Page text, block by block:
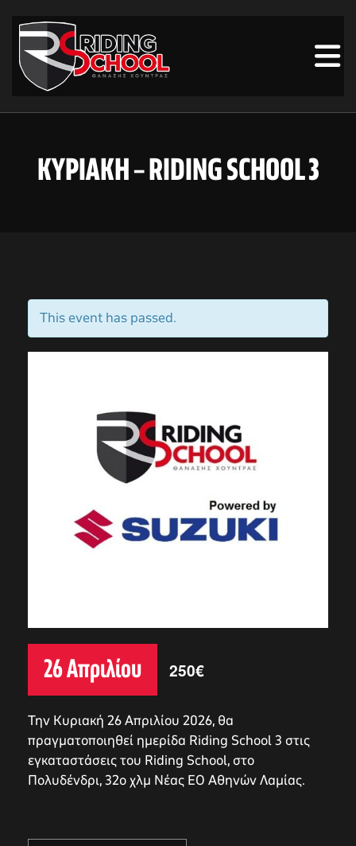
ΚΥΡΙΑΚΗ – RIDING SCHOOL 3
This event has passed.
26 Απριλίου 250€
Την Κυριακή 26 Απριλίου 2026, θα
πραγματοποιηθεί ημερίδα Riding School 3 στις
εγκαταστάσεις του Riding School, στο
Πολυδένδρι, 32ο χλμ Νέας ΕΟ Αθηνών Λαμίας.